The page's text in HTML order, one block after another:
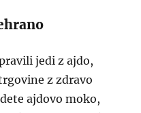
jedi z ajdo,
z zdravo
ajdovo moko,